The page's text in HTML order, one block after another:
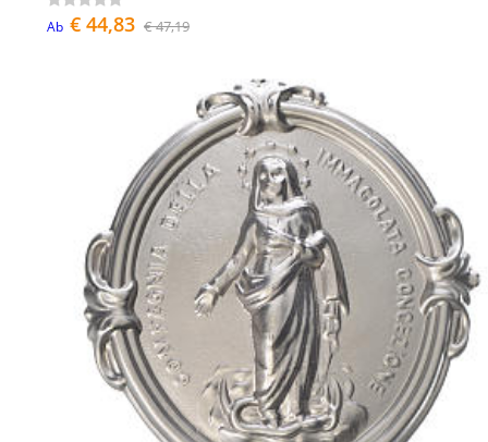
Ab € 44,83 € 47,19